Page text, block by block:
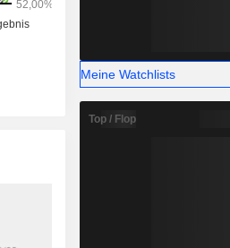
Meine Watchlists
Top / Flop